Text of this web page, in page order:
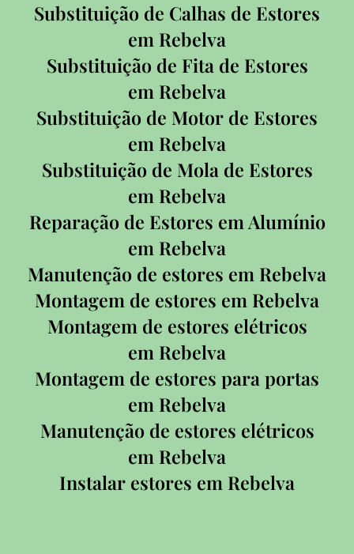
Substituição de Calhas de Estores
em Rebelva
Substituição de Fita de Estores
em Rebelva
Substituição de Motor de Estores
em Rebelva
Substituição de Mola de Estores
em Rebelva
Reparação de Estores em Alumínio
em Rebelva
Manutenção de estores em Rebelva
Montagem de estores em Rebelva
Montagem de estores elétricos
em Rebelva
Montagem de estores para portas
em Rebelva
Manutenção de estores elétricos
em Rebelva
Instalar estores em Rebelva